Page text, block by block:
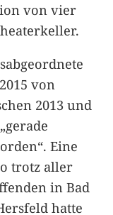
von vier
von
2013 und
Eine
trotz aller
in Bad
hatte